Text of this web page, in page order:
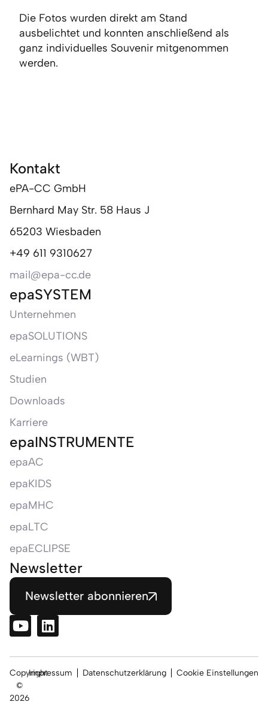
Die Fotos wurden direkt am Stand
ausbelichtet und konnten anschließend als
ganz individuelles Souvenir mitgenommen
werden.
Kontakt
ePA-CC GmbH
Bernhard May Str. 58 Haus J
65203 Wiesbaden
+49 611 9310627
mail@epa-cc.de
epaSYSTEM
Unternehmen
epaSOLUTIONS
eLearnings (WBT)
Studien
Downloads
Karriere
epaINSTRUMENTE
epaAC
epaKIDS
epaMHC
epaLTC
epaECLIPSE
Newsletter
Newsletter abonnieren
Copyright
©
2026
Impressum Datenschutzerklärung Cookie Einstellungen